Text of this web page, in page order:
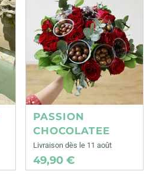
PASSION
CHOCOLATEE
Livraison dès le 11 août
49,90 €